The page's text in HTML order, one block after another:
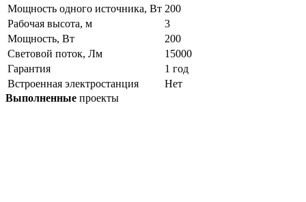
Мощность одного источника, Вт 200
Рабочая высота, м
3
Мощность, Вт
200
Световой поток, Лм
15000
Гарантия
1 год
Встроенная электростанция
Нет
Выполненные проекты